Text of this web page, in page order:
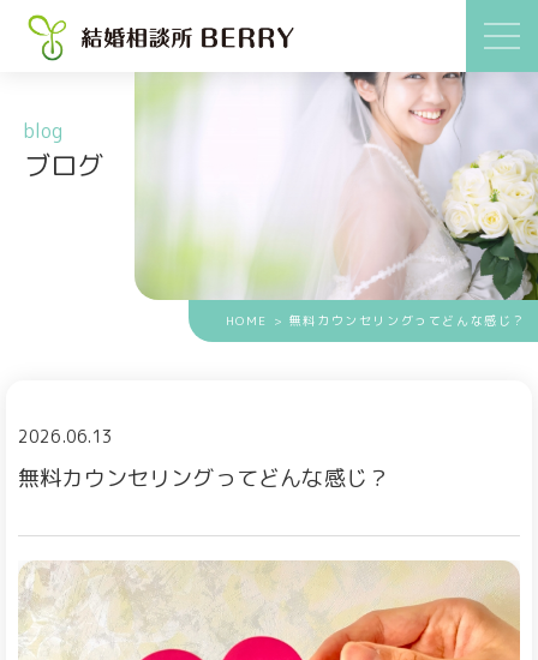
blog
ブログ
HOME > 無料カウンセリングってどんな感じ？
2026.06.13
無料カウンセリングってどんな感じ？